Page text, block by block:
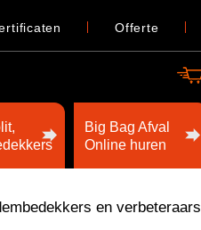
Offerte
Big Bag Afval
Online huren
en verbeteraars